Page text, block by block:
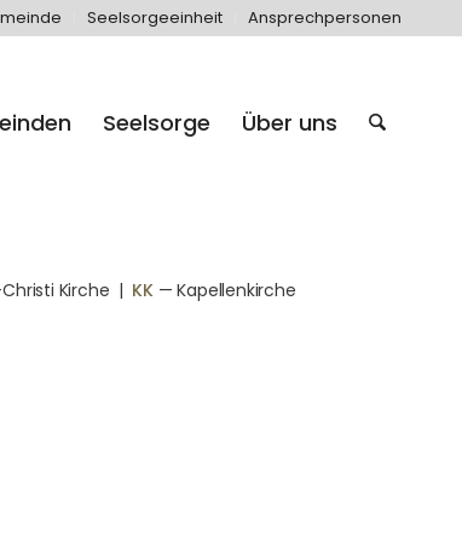
Seelsorgeeinheit Ansprechpersonen
Seelsorge Über uns
Kirche | KK — Kapellenkirche